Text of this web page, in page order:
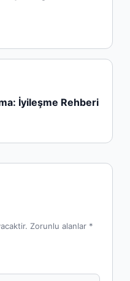
İyileşme Rehberi
Zorunlu alanlar *